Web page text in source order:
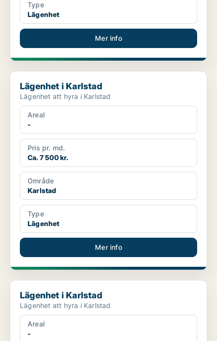
Type
Lägenhet
Mer info
Lägenhet i Karlstad
Lägenhet i Karlstad
Lägenhet att hyra i Karlstad
Areal
-
Pris pr. md.
Ca. 7 500 kr.
Område
Karlstad
Type
Lägenhet
Mer info
Lägenhet i Karlstad
Lägenhet i Karlstad
Lägenhet att hyra i Karlstad
Areal
-